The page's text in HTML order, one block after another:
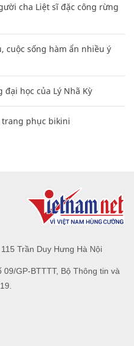
cha Liệt sĩ đặc công rừng
cuộc sống hàm ẩn nhiều ý
học của Lý Nhã Kỳ
phục bikini
Trần Duy Hưng Hà Nội
GP-BTTTT, Bộ Thông tin và